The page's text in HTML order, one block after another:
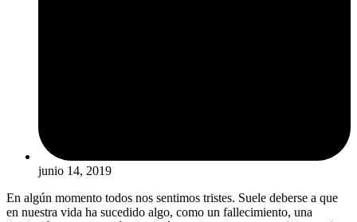
junio 14, 2019
En algún momento todos nos sentimos tristes. Suele deberse a que
en nuestra vida ha sucedido algo, como un fallecimiento, una